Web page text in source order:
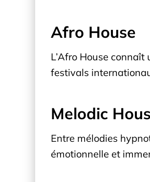
Afro House
L’Afro House
festivals
Melodic
Entre mélodies
émotionnelle et